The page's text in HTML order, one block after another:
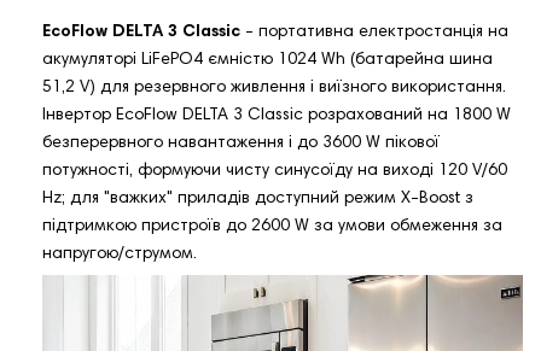
EcoFlow DELTA 3 Classic - портативна електростанція на
акумуляторі LiFePO4 ємністю 1024 Wh (батарейна шина
51,2 V) для резервного живлення і виїзного використання.
Інвертор EcoFlow DELTA 3 Classic розрахований на 1800 W
безперервного навантаження і до 3600 W пікової
потужності, формуючи чисту синусоїду на виході 120 V/60
Hz; для "важких" приладів доступний режим X-Boost з
підтримкою пристроїв до 2600 W за умови обмеження за
напругою/струмом.